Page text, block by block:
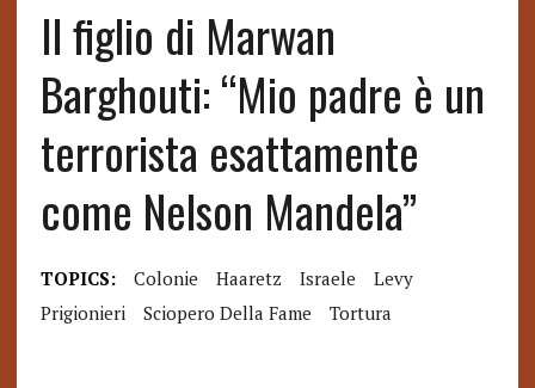
Il figlio di Marwan
Barghouti: “Mio padre è un
terrorista esattamente
come Nelson Mandela”
TOPICS: Colonie Haaretz Israele
Levy
Prigionieri
Sciopero Della Fame Tortura